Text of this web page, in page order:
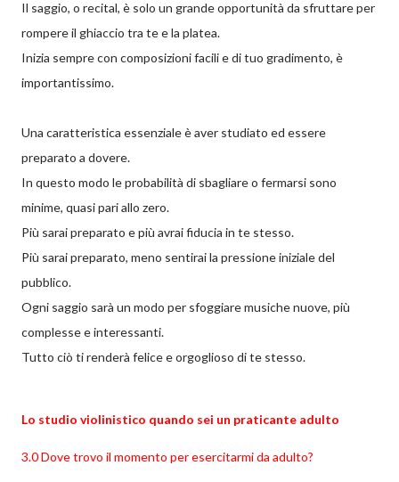
Il saggio, o recital, è solo un grande opportunità da sfruttare per
rompere il ghiaccio tra te e la platea.
Inizia sempre con composizioni facili e di tuo gradimento, è
importantissimo.
Una caratteristica essenziale è aver studiato ed essere
preparato a dovere.
In questo modo le probabilità di sbagliare o fermarsi sono
minime, quasi pari allo zero.
Più sarai preparato e più avrai fiducia in te stesso.
Più sarai preparato, meno sentirai la pressione iniziale del
pubblico.
Ogni saggio sarà un modo per sfoggiare musiche nuove, più
complesse e interessanti.
Tutto ciò ti renderà felice e orgoglioso di te stesso.
Lo studio violinistico quando sei un praticante adulto
3.0 Dove trovo il momento per esercitarmi da adulto?